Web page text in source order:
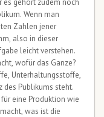
Wenn man
Zahlen jener
also in dieser
leicht verstehen.
wofür das Ganze?
Unterhaltungsstoffe,
des Publikums steht.
eine Produktion wie
was ist die